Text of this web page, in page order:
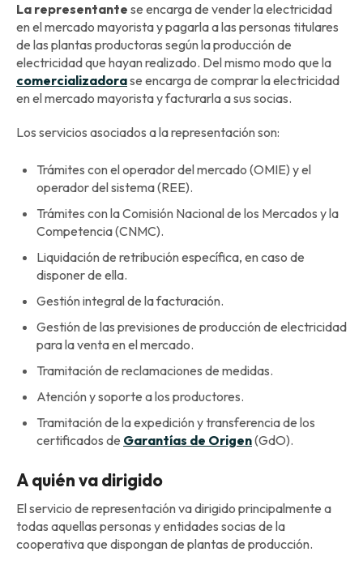
La representante se encarga de vender la electricidad
en el mercado mayorista y pagarla a las personas titulares
de las plantas productoras según la producción de
electricidad que hayan realizado. Del mismo modo que la
comercializadorase encarga de comprar la electricidad
en el mercado mayorista y facturarla a sus socias.
Los servicios asociados a la representación son:
Trámites con el operador del mercado (OMIE) y el
operador del sistema (REE).
Trámites con la Comisión Nacional de los Mercados y la
Competencia (CNMC).
Liquidación de retribución específica, en caso de
disponer de ella.
Gestión integral de la facturación.
Gestión de las previsiones de producción de electricidad
para la venta en el mercado.
Tramitación de reclamaciones de medidas.
Atención y soporte a los productores.
Tramitación de la expedición y transferencia de los
certificados de Garantías de Origen(GdO).
A quién va dirigido
El servicio de representación va dirigido principalmente a
todas aquellas personas y entidades socias de la
cooperativa que dispongan de plantas de producción.